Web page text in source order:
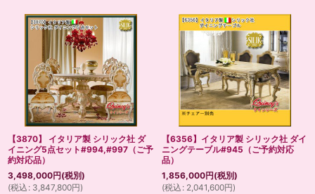
【3870】 イタリア製 シリック社 ダ
イニング5点セット#994,#997（ご予
約対応品）
3,498,000円(税別)
(税込 : 3,847,800円)
【6356】イタリア製 シリック社 ダイ
ニングテーブル#945（ご予約対応
品）
1,856,000円(税別)
(税込 : 2,041,600円)